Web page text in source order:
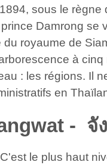
sous le règne
Damrong se
royaume de
à cinq
: les régions. Il
en
- จั
le plus haut